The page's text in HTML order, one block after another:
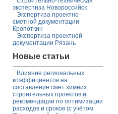
экспертиза Новороссийск
Экспертиза проектно-
сметной документации
Кропоткин
Экспертиза проектной
документации Рязань
Новые статьи
Влияние региональных
коэффициентов на
составление смет зимних
строительных проектов и
рекомендации по оптимизации
расходов и сроков (с учётом